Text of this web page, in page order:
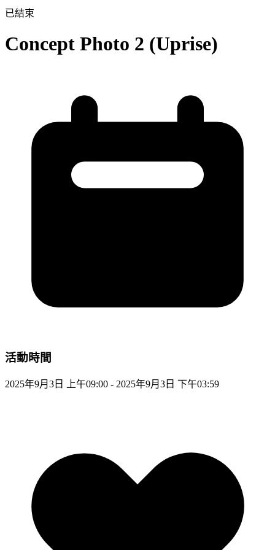
已結束
Concept Photo 2 (Uprise)
活動時間
2025年9月3日 上午09:00 - 2025年9月3日 下午03:59